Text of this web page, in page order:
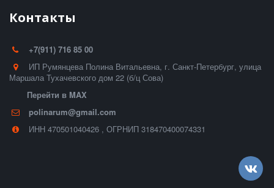
Контакты
+7(911) 716 85 00
ИП Румянцева Полина Витальевна, г. Санкт-Петербург, улица
Маршала Тухачевского дом 22 (б/ц Сова)
Перейти в MAX
polinarum@gmail.com
ИНН 470501040426 , ОГРНИП 318470400074331